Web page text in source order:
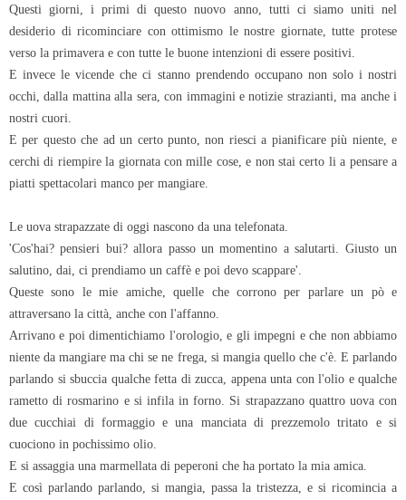
Questi giorni, i primi di questo nuovo anno, tutti ci siamo uniti nel
desiderio di ricominciare con ottimismo le nostre giornate, tutte protese
verso la primavera e con tutte le buone intenzioni di essere positivi.
E invece le vicende che ci stanno prendendo occupano non solo i nostri
occhi, dalla mattina alla sera, con immagini e notizie strazianti, ma anche i
nostri cuori.
E per questo che ad un certo punto, non riesci a pianificare più niente, e
cerchi di riempire la giornata con mille cose, e non stai certo li a pensare a
piatti spettacolari manco per mangiare.
Le uova strapazzate di oggi nascono da una telefonata.
'Cos'hai? pensieri bui? allora passo un momentino a salutarti. Giusto un
salutino, dai, ci prendiamo un caffè e poi devo scappare'.
Queste sono le mie amiche, quelle che corrono per parlare un pò e
attraversano la città, anche con l'affanno.
Arrivano e poi dimentichiamo l'orologio, e gli impegni e che non abbiamo
niente da mangiare ma chi se ne frega, si mangia quello che c'è. E parlando
parlando si sbuccia qualche fetta di zucca, appena unta con l'olio e qualche
rametto di rosmarino e si infila in forno. Si strapazzano quattro uova con
due cucchiai di formaggio e una manciata di prezzemolo tritato e si
cuociono in pochissimo olio.
E si assaggia una marmellata di peperoni che ha portato la mia amica.
E così parlando parlando, si mangia, passa la tristezza, e si ricomincia a